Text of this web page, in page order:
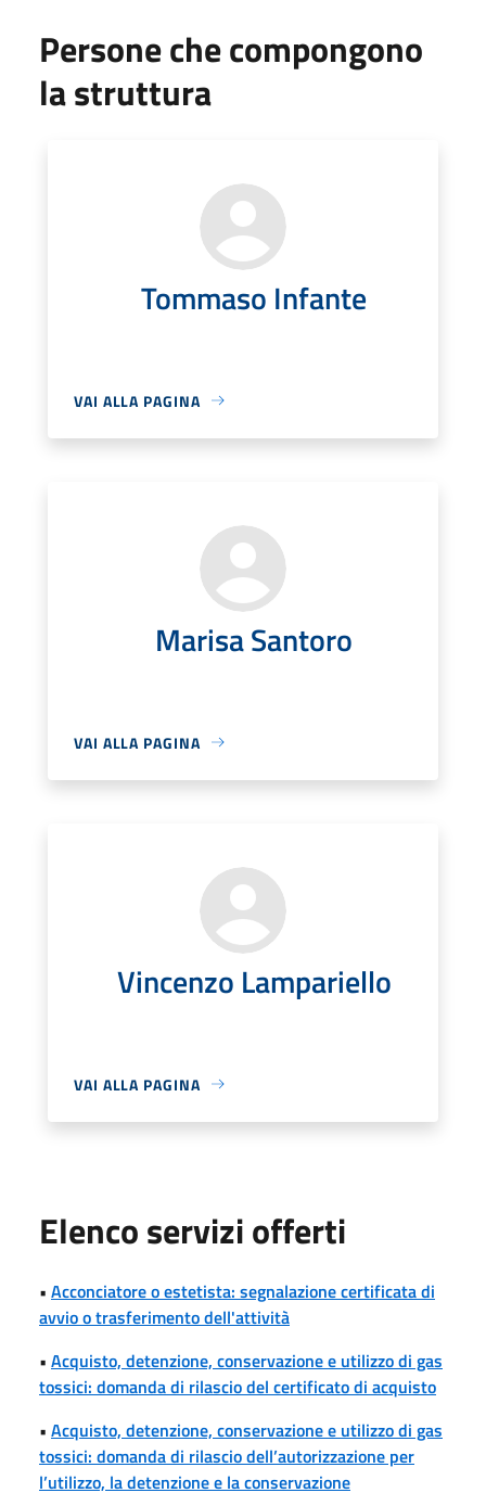
Persone che compongono
la struttura
Tommaso Infante
VAI ALLA PAGINA
Marisa Santoro
VAI ALLA PAGINA
Vincenzo Lampariello
VAI ALLA PAGINA
Elenco servizi offerti
• Acconciatore o estetista: segnalazione certificata di
avvio o trasferimento dell'attività
• Acquisto, detenzione, conservazione e utilizzo di gas
tossici: domanda di rilascio del certificato di acquisto
• Acquisto, detenzione, conservazione e utilizzo di gas
tossici: domanda di rilascio dell’autorizzazione per
l’utilizzo, la detenzione e la conservazione